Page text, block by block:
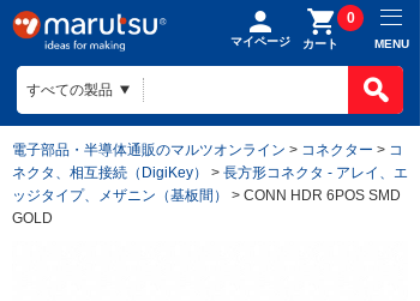
マイページ カート
0
MENU
電子部品・半導体通販のマルツオンライン > コネクター > コ
ネクタ、相互接続（DigiKey）
> 長方形コネクタ - アレイ、エ
ッジタイプ、メザニン（基板間）
> CONN HDR 6POS SMD
GOLD